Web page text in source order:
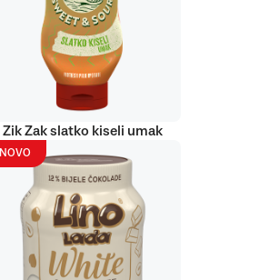
Zik Zak slatko kiseli umak
NOVO